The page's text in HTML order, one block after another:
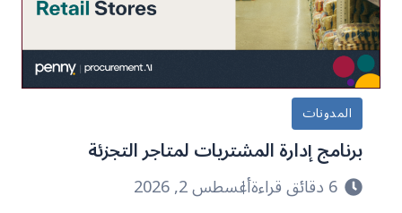
المدونات
برنامج إدارة المشتريات لمتاجر التجزئة
6 دقائق قراءة أغسطس 2, 2026